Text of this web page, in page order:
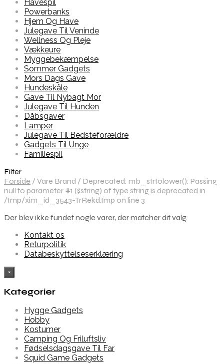
Havespil
Powerbanks
Hjem Og Have
Julegave Til Veninde
Wellness Og Pleje
Vækkeure
Myggebekæmpelse
Sommer Gadgets
Mors Dags Gave
Hundeskåle
Gave Til Nybagt Mor
Julegave Til Hunden
Dåbsgaver
Lamper
Julegave Til Bedsteforældre
Gadgets Til Unge
Familiespil
Filter
Forside / Vare Brand / Deprecated: mb_strtolower(): Passing
null to parameter #1 ($string) of type string is deprecated in
/tmp/xim_id_3543-TrRekd.tmp on line 3
Der blev ikke fundet nogle varer, der matcher dit valg.
Kontakt os
Returpolitik
Databeskyttelseserklæring
×
Kategorier
Hygge Gadgets
Hobby
Kostumer
Camping Og Friluftsliv
Fødselsdagsgave Til Far
Squid Game Gadgets